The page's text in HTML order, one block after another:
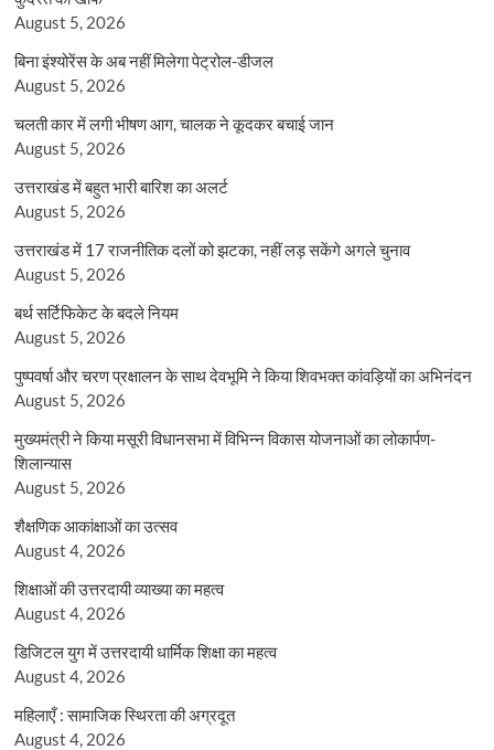
August 5, 2026
बिना इंश्योरेंस के अब नहीं मिलेगा पेट्रोल-डीजल
August 5, 2026
चलती कार में लगी भीषण आग, चालक ने कूदकर बचाई जान
August 5, 2026
उत्तराखंड में बहुत भारी बारिश का अलर्ट
August 5, 2026
उत्तराखंड में 17 राजनीतिक दलों को झटका, नहीं लड़ सकेंगे अगले चुनाव
August 5, 2026
बर्थ सर्टिफिकेट के बदले नियम
August 5, 2026
पुष्पवर्षा और चरण प्रक्षालन के साथ देवभूमि ने किया शिवभक्त कांवड़ियों का अभिनंदन
August 5, 2026
मुख्यमंत्री ने किया मसूरी विधानसभा में विभिन्न विकास योजनाओं का लोकार्पण-
शिलान्यास
August 5, 2026
शैक्षणिक आकांक्षाओं का उत्सव
August 4, 2026
शिक्षाओं की उत्तरदायी व्याख्या का महत्व
August 4, 2026
डिजिटल युग में उत्तरदायी धार्मिक शिक्षा का महत्व
August 4, 2026
महिलाएँ : सामाजिक स्थिरता की अग्रदूत
August 4, 2026